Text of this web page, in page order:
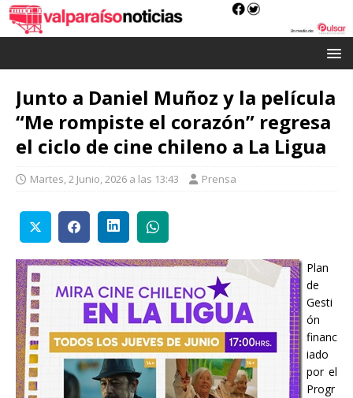
Junto a Daniel Muñoz y la película
“Me rompiste el corazón” regresa
el ciclo de cine chileno a La Ligua
Martes, 2 Junio, 2026 a las 13:43 Prensa
Plan
de
Gesti
ón
financ
iado
por el
Progr